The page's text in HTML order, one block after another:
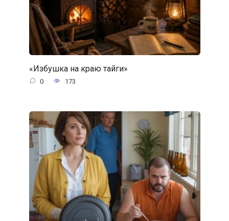
«Избушка на краю тайги»
0 173